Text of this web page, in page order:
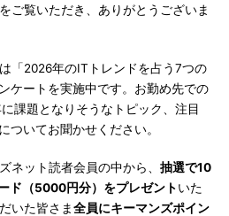
ご覧いただき、ありがとうございま
「2026年のITトレンドを占う7つの
ケートを実施中です。お勤め先での
課題となりそうなトピック、注目
ついてお聞かせください。
ット読者会員の中から、 抽選で10
ド（5000円分）をプレゼントいた
いた皆さま全員にキーマンズポイン